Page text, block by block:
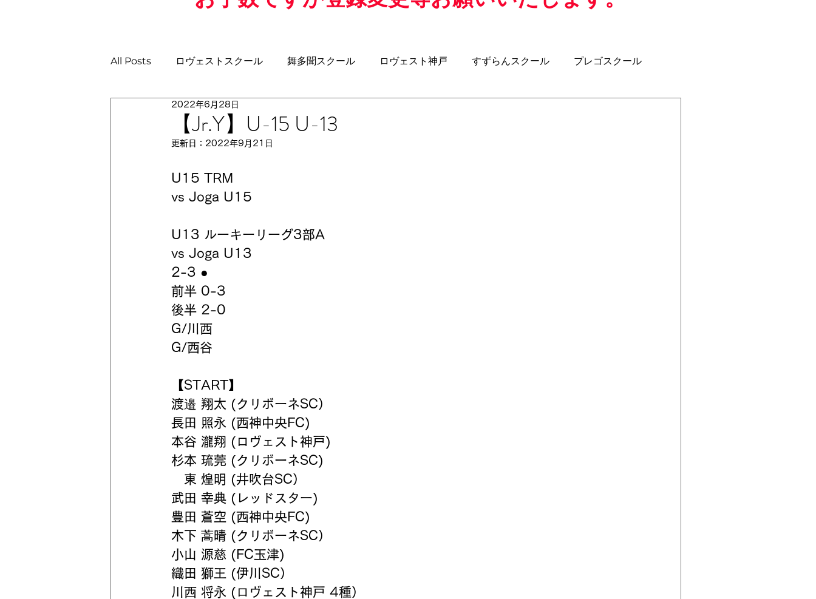
All Posts ロヴェストスクール 舞多聞スクール ロヴェスト神戸 すずらんスクール プレゴスクール
土曜日GKスクール【Jr.Y】U-15 U-13
2022年6月28日
更新日： 2022年9月21日
U15 TRM
vs Joga U15
U13 ルーキーリーグ3部A
vs Joga U13
2-3 ●
前半 0-3
後半 2-0
G/川西
G/西谷
【START】
渡邉 翔太 (クリボーネSC）
長田 照永 (西神中央FC)
本谷 瀧翔 (ロヴェスト神戸)
杉本 琉莞 (クリボーネSC)
東 煌明 (井吹台SC）
武田 幸典 (レッドスター)
豊田 蒼空 (西神中央FC)
木下 蒿晴 (クリボーネSC）
小山 源慈 (FC玉津)
織田 獅王 (伊川SC）
川西 将永 (ロヴェスト神戸 4種）